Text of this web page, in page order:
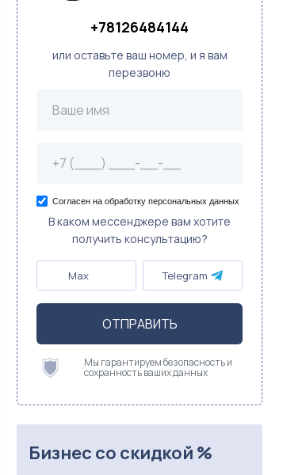
+78126484144
или оставьте ваш номер, и я вам
перезвоню
Согласен на обработку персональных данных
В каком мессенджере вам хотите
получить консультацию?
Max Telegram
ОТПРАВИТЬ
Мы гарантируем безопасность и
сохранность ваших данных
Бизнес со скидкой %